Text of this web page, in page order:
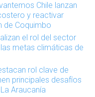
Chile lanzan
y reactivar
de Coquimbo
el rol del sector
metas climáticas de
rol clave de
principales desafíos
Araucanía